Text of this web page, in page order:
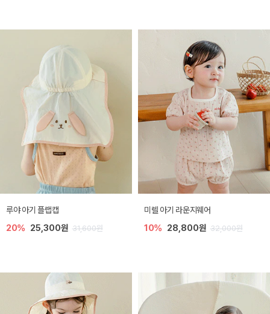
루야 아기 플랩캡
20% 25,300원 31,600원
미렐 아기 라운지웨어
10% 28,800원 32,000원